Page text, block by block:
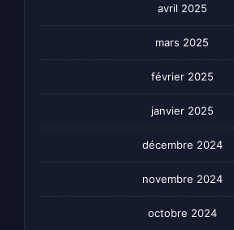
avril 2025
mars 2025
février 2025
janvier 2025
décembre 2024
novembre 2024
octobre 2024